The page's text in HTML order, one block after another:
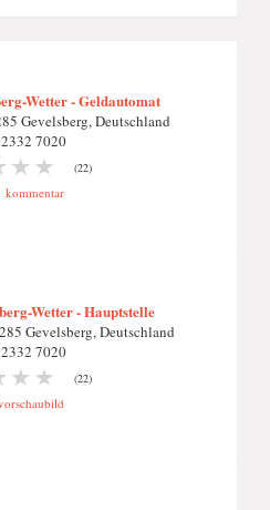
Wetter - Geldautomat
Gevelsberg, Deutschland
7020
(22)
kommentar
Wetter - Hauptstelle
Gevelsberg, Deutschland
7020
(22)